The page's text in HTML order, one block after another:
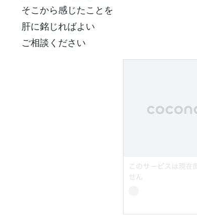
そこから感じたことを
肝に銘じればよい
ご相談ください